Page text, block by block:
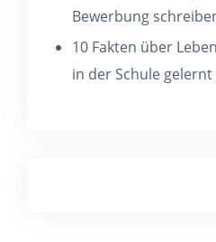
Bewerbung
10 Fakten über
in der Schule